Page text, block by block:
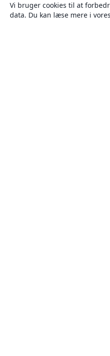
Vi bruger cookies til at
data. Du kan læse mere i vores